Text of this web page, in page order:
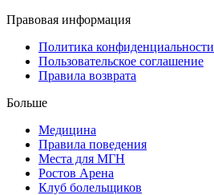
Правовая информация
Политика конфиденциальности
Пользовательское соглашение
Правила возврата
Больше
Медицина
Правила поведения
Места для МГН
Ростов Арена
Клуб болельщиков